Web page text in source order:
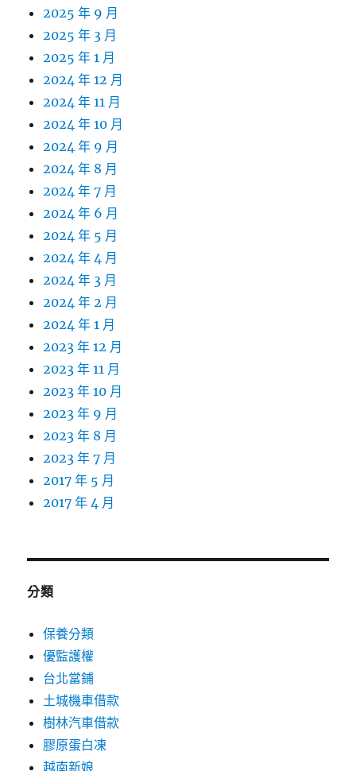
2025 年 9 月
2025 年 3 月
2025 年 1 月
2024 年 12 月
2024 年 11 月
2024 年 10 月
2024 年 9 月
2024 年 8 月
2024 年 7 月
2024 年 6 月
2024 年 5 月
2024 年 4 月
2024 年 3 月
2024 年 2 月
2024 年 1 月
2023 年 12 月
2023 年 11 月
2023 年 10 月
2023 年 9 月
2023 年 8 月
2023 年 7 月
2017 年 5 月
2017 年 4 月
分類
保養分類
優監護權
台北當鋪
土城機車借款
樹林汽車借款
膠原蛋白凍
越南新娘